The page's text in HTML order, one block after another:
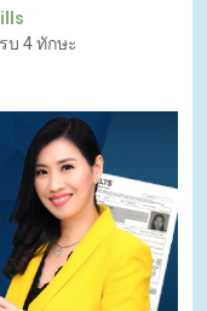
บ 4 ทักษะ